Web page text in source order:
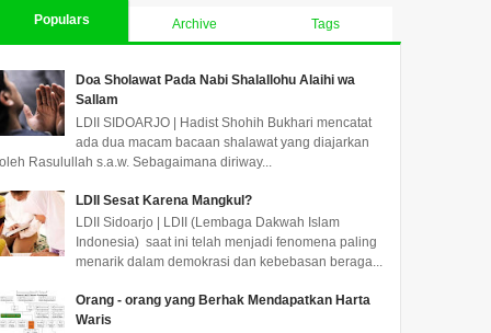
Populars Archive Tags
Doa Sholawat Pada Nabi Shalallohu Alaihi wa
Sallam
LDII SIDOARJO | Hadist Shohih Bukhari mencatat
ada dua macam bacaan shalawat yang diajarkan
oleh Rasulullah s.a.w. Sebagaimana diriway...
LDII Sesat Karena Mangkul?
LDII Sidoarjo | LDII (Lembaga Dakwah Islam
Indonesia) saat ini telah menjadi fenomena paling
menarik dalam demokrasi dan kebebasan beraga...
Orang - orang yang Berhak Mendapatkan Harta
Waris